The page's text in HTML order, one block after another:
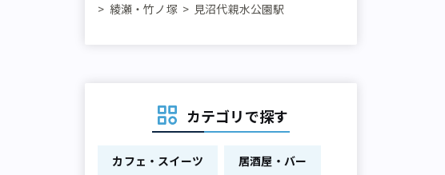
綾瀬・竹ノ塚
見沼代親水公園駅
カテゴリで探す
カフェ・スイーツ 居酒屋・バー